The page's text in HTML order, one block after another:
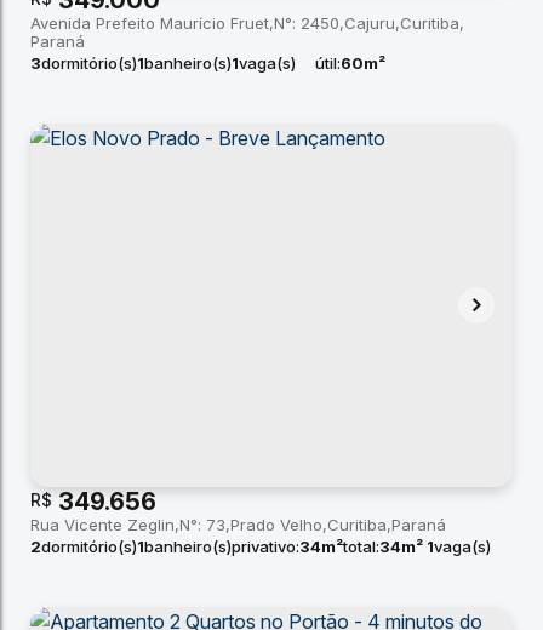
Avenida Prefeito Maurício Fruet N°: 2450 Cajuru Curitiba
Paraná
3dormitório(s)1banheiro(s)1vaga(s) útil:60m²
R$ 349.656
Rua Vicente Zeglin N°: 73 Prado Velho Curitiba Paraná
2dormitório(s)1banheiro(s)privativo:34m²total:34m² 1vaga(s)